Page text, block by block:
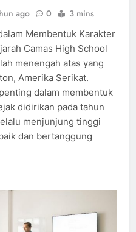
Membentuk Karakter
Camas High School
menengah atas yang
Amerika Serikat.
dalam membentuk
didirikan pada tahun
menjunjung tinggi
dan bertanggung